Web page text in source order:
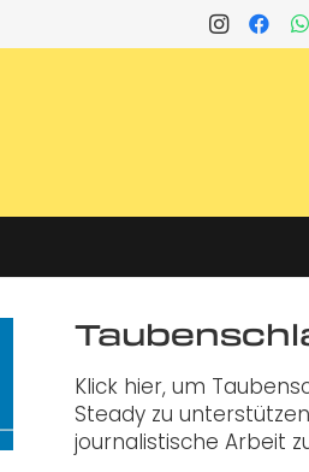
Klick hier, um
Steady zu
journalistische Arbeit